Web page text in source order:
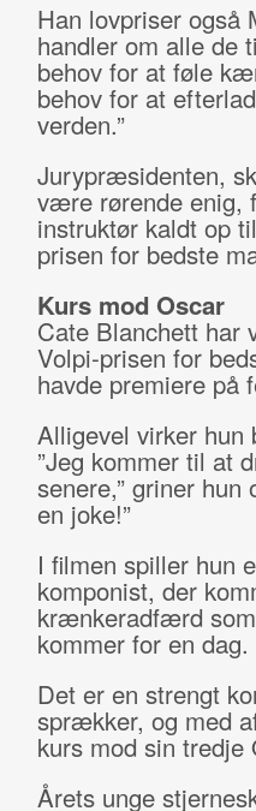
Han lovpriser også
handler om alle de
behov for at føle
behov for at
verden.”
Jurypræsidenten,
være rørende enig,
instruktør kaldt op
prisen for bedste
Kurs mod Oscar
Cate Blanchett har
Volpi-prisen for
havde premiere på
Alligevel virker hun
”Jeg kommer til at
senere,” griner
en joke!”
I filmen spiller hun
komponist, der
krænkeradfærd
kommer for en dag.
Det er en strengt
sprækker, og med
kurs mod sin tredje
Årets unge